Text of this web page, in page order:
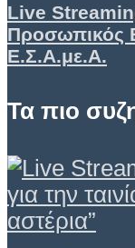
Live
Προσωπικός
Ε.Σ.Α.με.Α.
Τα πιο